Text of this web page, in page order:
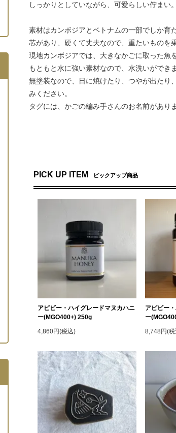
しっかりとしていながら、可愛らしい佇まい。
素材はカンボジアとベトナムの一部でしか育
芯があり、硬くて丈夫なので、重たいものを
現地カンボジアでは、大きなかごに取った魚
もともと水に強い素材なので、水洗いができ
無塗装なので、日に焼けたり、つやが出たり
みください。
タグには、かごの編み手さんのお名前がありま
PICK UP ITEM ピックアップ商品
アピビー・ハイグレードマヌカハニ
ー(MGO400+) 250g
4,860円(税込)
アピビー
ー
8,748円(